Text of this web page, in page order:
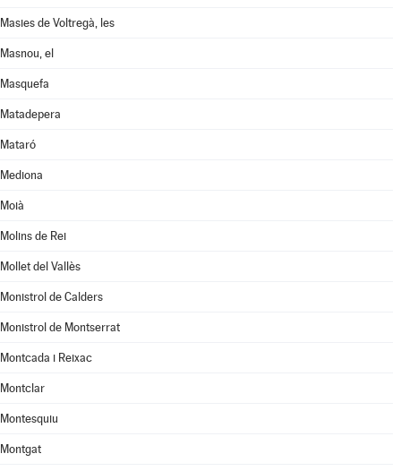
Masies de Voltregà, les
Masnou, el
Masquefa
Matadepera
Mataró
Mediona
Moià
Molins de Rei
Mollet del Vallès
Monistrol de Calders
Monistrol de Montserrat
Montcada i Reixac
Montclar
Montesquiu
Montgat